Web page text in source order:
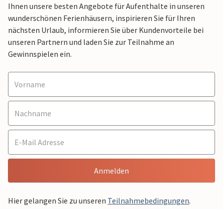
Ihnen unsere besten Angebote für Aufenthalte in unseren
wunderschönen Ferienhäusern, inspirieren Sie für Ihren
nächsten Urlaub, informieren Sie über Kundenvorteile bei
unseren Partnern und laden Sie zur Teilnahme an
Gewinnspielen ein.
Anmelden
Hier gelangen Sie zu unseren Teilnahmebedingungen.